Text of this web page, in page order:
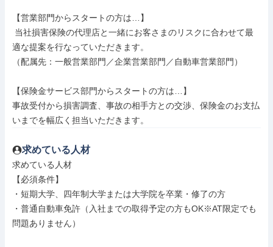
【営業部門からスタートの方は…】
適な提案を行なっていただきます。
（配属先：一般営業部門／企業営業部門／自動車営業部門）
【保険金サービス部門からスタートの方は…】
事故受付から損害調査、事故の相手方との交渉、保険金のお支払
いまでを幅広く担当いただきます。
求めている人材
求めている人材
【必須条件】
・短期大学、四年制大学または大学院を卒業・修了の方
・普通自動車免許（入社までの取得予定の方もOK※AT限定でも
問題ありません）